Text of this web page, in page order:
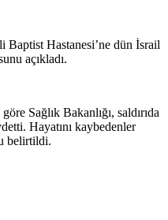
Baptist Hastanesi’ne dün İsrail
açıkladı.
Sağlık Bakanlığı, saldırıda
Hayatını kaybedenler
belirtildi.